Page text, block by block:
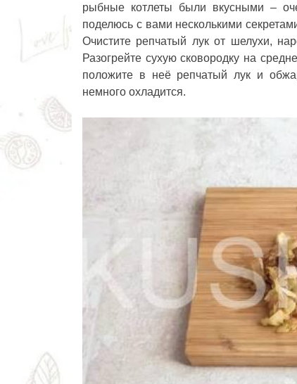
рыбные котлеты были вкусными –
поделюсь с вами несколькими
Очистите репчатый лук от шелухи,
Разогрейте сухую сковородку на
положите в неё репчатый лук и
немного охладится.